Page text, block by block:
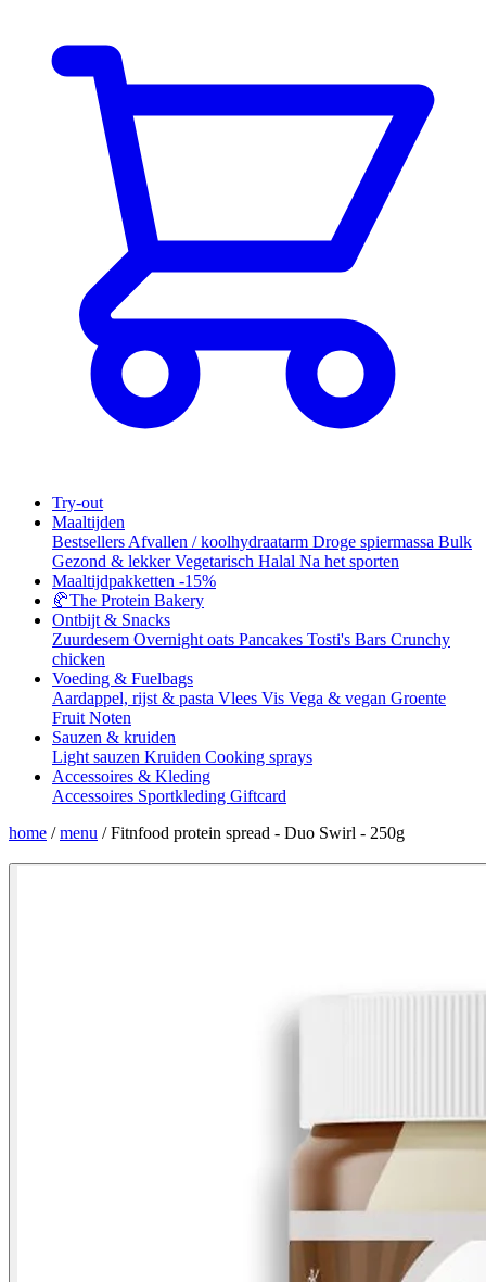
Try-out
Maaltijden
Bestsellers Afvallen / koolhydraatarm Droge spiermassa Bulk
Gezond & lekkerVegetarisch Halal Na het sporten
Maaltijdpakketten -15%
🥐The Protein Bakery
Ontbijt & Snacks
Zuurdesem Overnight oats Pancakes Tosti's Bars Crunchy
chicken
Voeding & Fuelbags
Aardappel, rijst & pasta Vlees Vis Vega & vegan Groente
Fruit Noten
Sauzen & kruiden
Light sauzen Kruiden Cooking sprays
Accessoires & Kleding
Accessoires Sportkleding Giftcard
home / menu / Fitnfood protein spread - Duo Swirl - 250g